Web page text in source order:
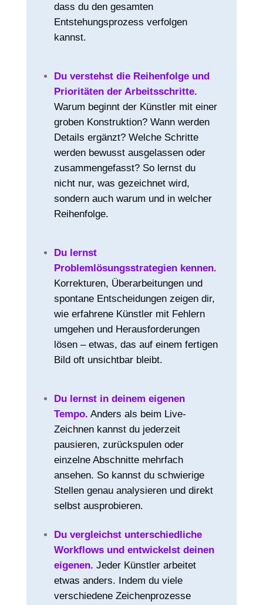
dass du den gesamten
Entstehungsprozess verfolgen
kannst.
Du verstehst die Reihenfolge und
Prioritäten der Arbeitsschritte.
Warum beginnt der Künstler mit einer
groben Konstruktion? Wann werden
Details ergänzt? Welche Schritte
werden bewusst ausgelassen oder
zusammengefasst? So lernst du
nicht nur, was gezeichnet wird,
sondern auch warum und in welcher
Reihenfolge.
Du lernst
Problemlösungsstrategien kennen.
Korrekturen, Überarbeitungen und
spontane Entscheidungen zeigen dir,
wie erfahrene Künstler mit Fehlern
umgehen und Herausforderungen
lösen – etwas, das auf einem fertigen
Bild oft unsichtbar bleibt.
Du lernst in deinem eigenen
Tempo. Anders als beim Live-
Zeichnen kannst du jederzeit
pausieren, zurückspulen oder
einzelne Abschnitte mehrfach
ansehen. So kannst du schwierige
Stellen genau analysieren und direkt
selbst ausprobieren.
Du vergleichst unterschiedliche
Workflows und entwickelst deinen
eigenen. Jeder Künstler arbeitet
etwas anders. Indem du viele
verschiedene Zeichenprozesse